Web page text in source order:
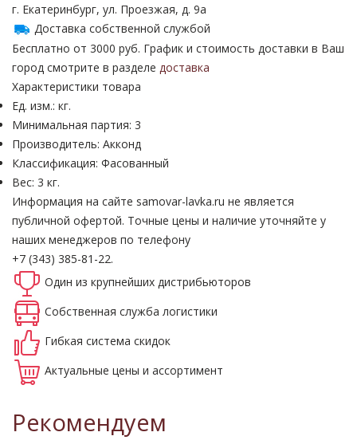
г. Екатеринбург, ул. Проезжая, д. 9а
Доставка собственной службой
Бесплатно от 3000 руб. График и стоимость доставки в Ваш
город смотрите в разделе доставка
Характеристики товара
Ед. изм.: кг.
Минимальная партия: 3
Производитель: Акконд
Классификация: Фасованный
Вес: 3 кг.
Информация на сайте samovar-lavka.ru не является
публичной офертой. Точные цены и наличие уточняйте у
наших менеджеров по телефону
+7 (343) 385-81-22.
Один из крупнейших дистрибьюторов
Собственная служба логистики
Гибкая система скидок
Актуальные цены и ассортимент
Рекомендуем